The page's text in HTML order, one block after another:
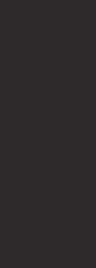
(ловильный,